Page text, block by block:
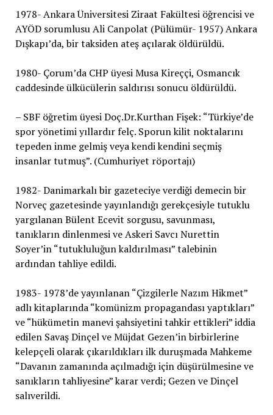
1978- Ankara Üniversitesi Ziraat Fakültesi öğrencisi ve
AYÖD sorumlusu Ali Canpolat (Pülümür- 1957) Ankara
Dışkapı’da, bir taksiden ateş açılarak öldürüldü.
1980- Çorum’da CHP üyesi Musa Kireççi, Osmancık
caddesinde ülkücülerin saldırısı sonucu öldürüldü.
– SBF öğretim üyesi Doç.Dr.Kurthan Fişek: “Türkiye’de
spor yönetimi yıllardır felç. Sporun kilit noktalarını
tepeden inme gelmiş veya kendi kendini seçmiş
insanlar tutmuş”. (Cumhuriyet röportajı)
1982- Danimarkalı bir gazeteciye verdiği demecin bir
Norveç gazetesinde yayınlandığı gerekçesiyle tutuklu
yargılanan Bülent Ecevit sorgusu, savunması,
tanıkların dinlenmesi ve Askeri Savcı Nurettin
Soyer’in “tutukluluğun kaldırılması” talebinin
ardından tahliye edildi.
1983- 1978’de yayınlanan “Çizgilerle Nazım Hikmet”
adlı kitaplarında “komünizm propagandası yaptıkları”
ve “hükümetin manevi şahsiyetini tahkir ettikleri” iddia
edilen Savaş Dinçel ve Müjdat Gezen’in birbirlerine
kelepçeli olarak çıkarıldıkları ilk duruşmada Mahkeme
“Davanın zamanında açılmadığı için düşürülmesine ve
sanıkların tahliyesine” karar verdi; Gezen ve Dinçel
salıverildi.